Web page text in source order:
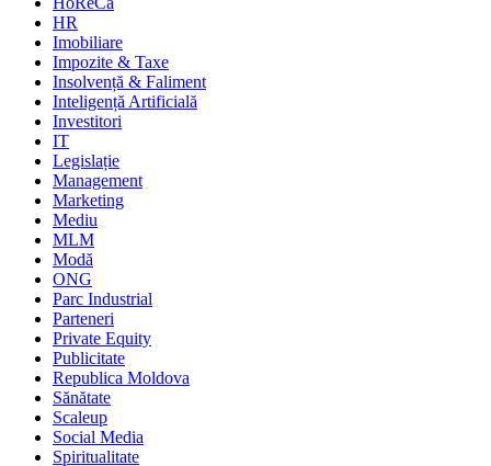
HR
Imobiliare
Impozite & Taxe
Insolvență & Faliment
Inteligență Artificială
Investitori
IT
Legislație
Management
Marketing
Mediu
MLM
Modă
ONG
Parc Industrial
Parteneri
Private Equity
Publicitate
Republica Moldova
Sănătate
Scaleup
Social Media
Spiritualitate